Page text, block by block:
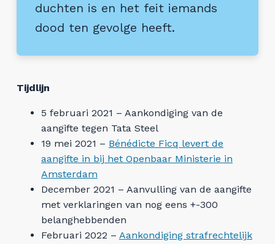
duchten is en het feit iemands
dood ten gevolge heeft.
Tijdlijn
5 februari 2021 – Aankondiging van de
aangifte tegen Tata Steel
19 mei 2021 – Bénédicte Ficq levert de
aangifte in bij het Openbaar Ministerie in
Amsterdam
December 2021 – Aanvulling van de aangifte
met verklaringen van nog eens +-300
belanghebbenden
Februari 2022 – Aankondiging strafrechtelijk